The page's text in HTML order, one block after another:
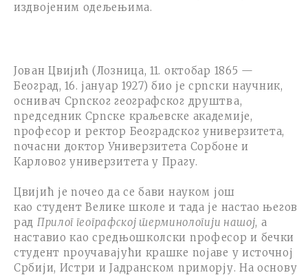
издвојеним одељењима.
Јован Цвијић (Лозница, 11. октобар 1865 —
Београд, 16. јануар 1927) био је српски научник,
оснивач Српског географског друштва,
председник Српске краљевске академије,
професор и ректор Београдског универзитета,
почасни доктор Универзитета Сорбоне и
Карловог универзитета у Прагу.
Цвијић је почео да се бави науком још
као студент Велике школе и тада је настао његов
рад Прилог географској терминологији нашој, а
наставио као средњошколски професор и бечки
студент проучавајући крашке појаве у источној
Србији, Истри и Јадранском приморју. На основу